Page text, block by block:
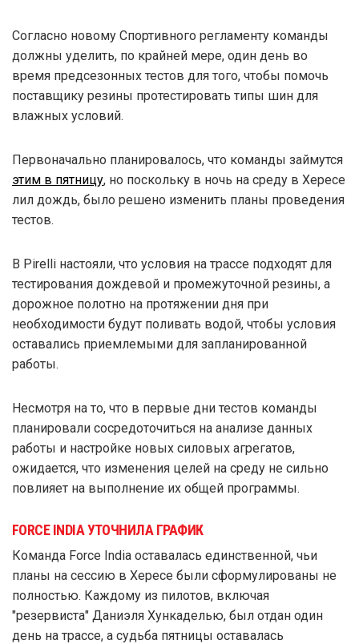
Согласно новому Спортивного регламенту команды
должны уделить, по крайней мере, один день во
время предсезонных тестов для того, чтобы помочь
поставщику резины протестировать типы шин для
влажных условий.
Первоначально планировалось, что команды займутся
этим в пятницу, но поскольку в ночь на среду в Хересе
лил дождь, было решено изменить планы проведения
тестов.
В Pirelli настояли, что условия на трассе подходят для
тестирования дождевой и промежуточной резины, а
дорожное полотно на протяжении дня при
необходимости будут поливать водой, чтобы условия
оставались приемлемыми для запланированной
работы.
Несмотря на то, что в первые дни тестов команды
планировали сосредоточиться на анализе данных
работы и настройке новых силовых агрегатов,
ожидается, что изменения целей на среду не сильно
повлияет на выполнение их общей программы.
FORCE INDIA УТОЧНИЛА ГРАФИК
Команда Force India оставалась единственной, чьи
планы на сессию в Хересе были сформулированы не
полностью. Каждому из пилотов, включая
"резервиста" Даниэля Хункаделью, был отдан один
день на трассе, а судьба пятницы оставалась